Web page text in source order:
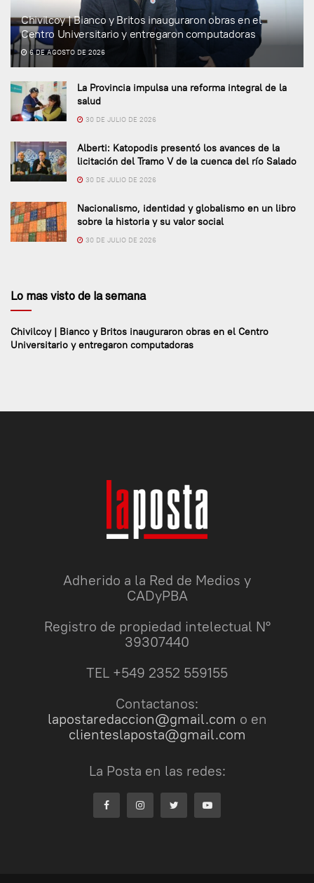
Chivilcoy | Bianco y Britos inauguraron obras en el
Centro Universitario y entregaron computadoras
6 DE AGOSTO DE 2026
La Provincia impulsa una reforma integral de la
salud
30 DE JULIO DE 2026
Alberti: Katopodis presentó los avances de la
licitación del Tramo V de la cuenca del río Salado
30 DE JULIO DE 2026
Nacionalismo, identidad y globalismo en un libro
sobre la historia y su valor social
30 DE JULIO DE 2026
Lo mas visto de la semana
Chivilcoy | Bianco y Britos inauguraron obras en el Centro
Universitario y entregaron computadoras
Adherido a la Red de Medios y
CADyPBA
Registro de propiedad intelectual N°
39307440
TEL +549 2352 559155
Contactanos:
lapostaredaccion@gmail.com o en
clienteslaposta@gmail.com
La Posta en las redes: